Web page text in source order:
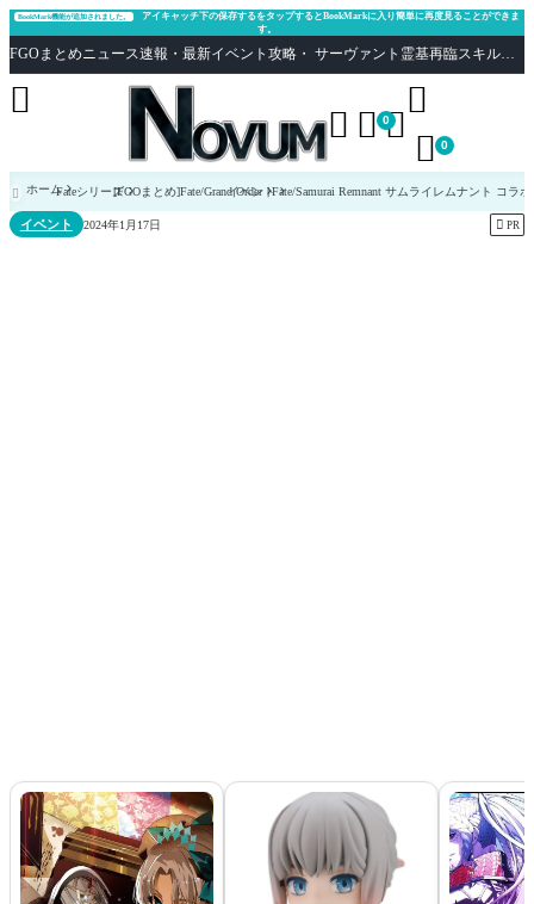
BookMark機能が追加されました。
アイキャッチ下の保存するをタップするとBookMarkに入り簡単に再度見ることができま
す。
FGOまとめニュース速報・最新イベント攻略・ サーヴァント霊基再臨スキル性能評価まとめ Fate/Grand Order
  0

 0

 ホームFateシリーズ[FGOまとめ]Fate/Grand Order
イベントFate/Samurai Remnant サムライレムナント コラ
イベント 2024年1月17日  PR